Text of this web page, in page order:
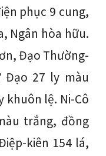
phục 9 cung,
Ngân hòa hữu.
Đạo Thường-
Đạo 27 ly màu
khuôn lệ. Ni-Cô
trắng, đồng
kiên 154 lá,